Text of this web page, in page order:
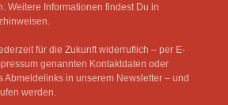
Weitere Informationen findest Du in
für die Zukunft widerruflich – per E-
genannten Kontaktdaten oder
Abmeldelinks in unserem Newsletter – und
werden.